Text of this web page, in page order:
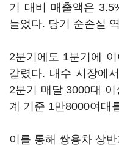
기 대비 매출액은
늘었다. 당기 순손실
2분기에도 1분기에
갈렸다. 내수 시장에
2분기 매달 3000대
계 기준 1만8000여대
이를 통해 쌍용차 상